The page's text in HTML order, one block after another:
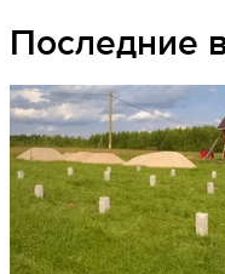
Последние